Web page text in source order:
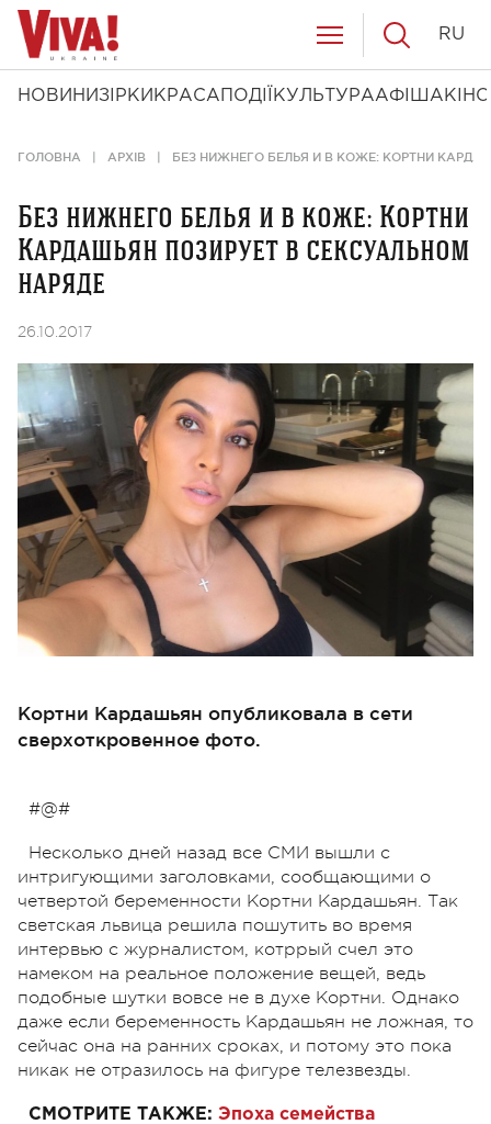
НОВИНИ ЗІРКИ КРАСА ПОДІЇ КУЛЬТУРААФІША КІНО
RU
ГОЛОВНА АРХІВ БЕЗ НИЖНЕГО БЕЛЬЯ И В КОЖЕ: КОРТНИ
Без нижнего белья и в коже: Кортни
Кардашьян позирует в сексуальном
наряде
26.10.2017
Кортни Кардашьян опубликовала в сети
сверхоткровенное фото.
#@#
Несколько дней назад все СМИ вышли с
интригующими заголовками, сообщающими о
четвертой беременности Кортни Кардашьян. Так
светская львица решила пошутить во время
интервью с журналистом, котррый счел это
намеком на реальное положение вещей, ведь
подобные шутки вовсе не в духе Кортни. Однако
даже если беременность Кардашьян не ложная, то
сейчас она на ранних сроках, и потому это пока
никак не отразилось на фигуре телезвезды.
СМОТРИТЕ ТАКЖЕ: Эпоха семейства